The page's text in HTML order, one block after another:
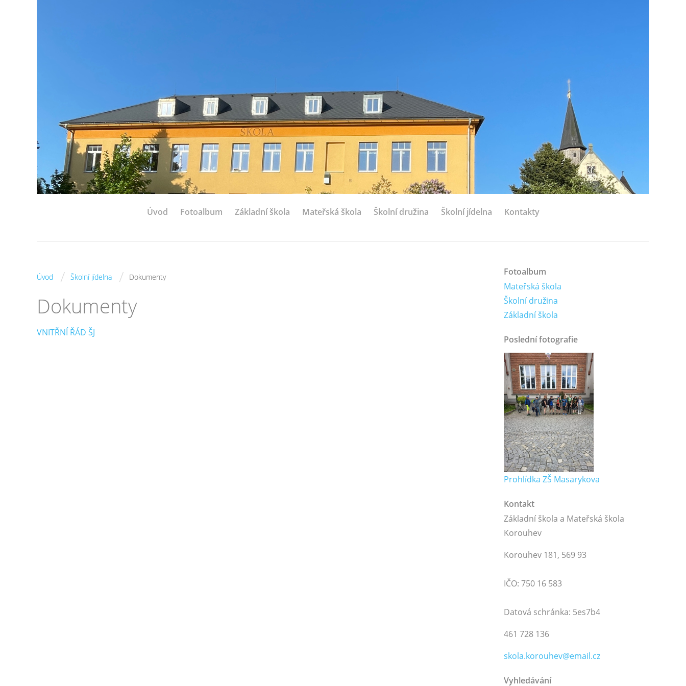
Úvod Fotoalbum Základní škola Mateřská škola Školní družina Školní jídelna Kontakty
Úvod / Školní jídelna / Dokumenty
Dokumenty
VNITŘNÍ ŘÁD ŠJ
Fotoalbum
Mateřská škola
Školní družina
Základní škola
Poslední fotografie
Prohlídka ZŠ Masarykova
Kontakt
Základní škola a Mateřská škola
Korouhev
Korouhev 181, 569 93
IČO: 750 16 583
Datová schránka: 5es7b4
461 728 136
skola.korouhev@email.cz
Vyhledávání